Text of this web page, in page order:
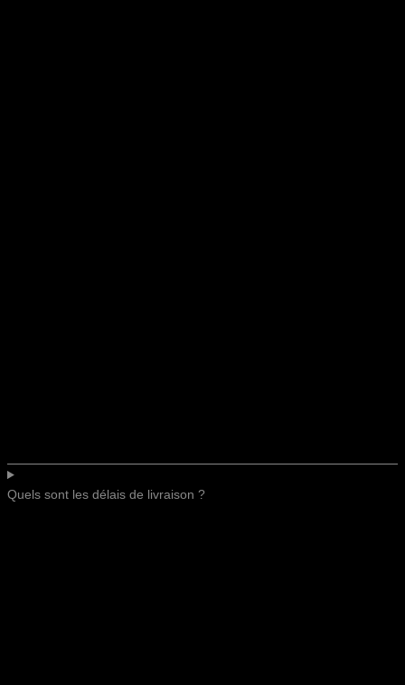
Quels sont les délais de livraison ?